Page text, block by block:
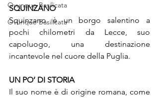
Ovunque Basilicata
Ovunque Basilicata
SQUINZANO
Squinzano è un borgo salentino a
pochi chilometri da Lecce, suo
capoluogo, una destinazione
incantevole nel cuore della Puglia.
UN PO’ DI STORIA
Il suo nome è di origine romana, come